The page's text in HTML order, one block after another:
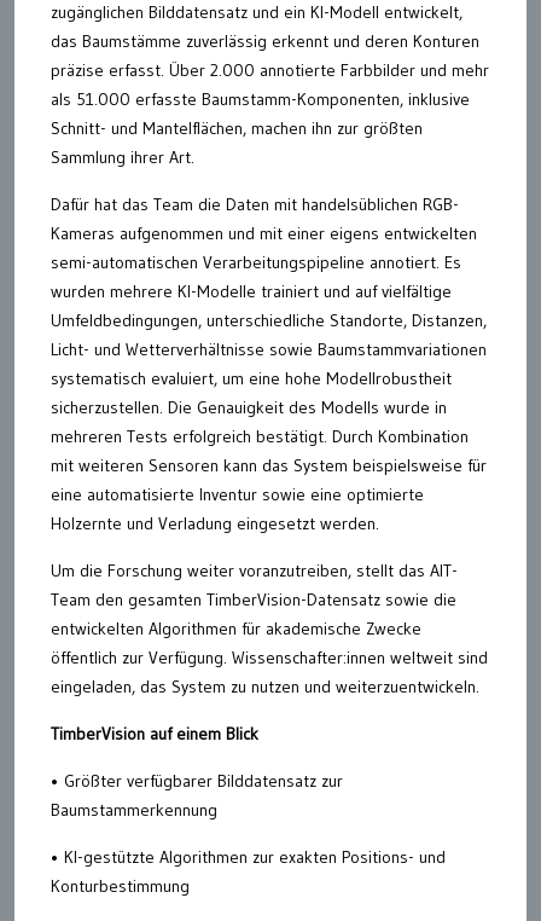
zugänglichen Bilddatensatz und ein KI-Modell entwickelt,
das Baumstämme zuverlässig erkennt und deren Konturen
präzise erfasst. Über 2.000 annotierte Farbbilder und mehr
als 51.000 erfasste Baumstamm-Komponenten, inklusive
Schnitt- und Mantelflächen, machen ihn zur größten
Sammlung ihrer Art.
Dafür hat das Team die Daten mit handelsüblichen RGB-
Kameras aufgenommen und mit einer eigens entwickelten
semi-automatischen Verarbeitungspipeline annotiert. Es
wurden mehrere KI-Modelle trainiert und auf vielfältige
Umfeldbedingungen, unterschiedliche Standorte, Distanzen,
Licht- und Wetterverhältnisse sowie Baumstammvariationen
systematisch evaluiert, um eine hohe Modellrobustheit
sicherzustellen. Die Genauigkeit des Modells wurde in
mehreren Tests erfolgreich bestätigt. Durch Kombination
mit weiteren Sensoren kann das System beispielsweise für
eine automatisierte Inventur sowie eine optimierte
Holzernte und Verladung eingesetzt werden.
Um die Forschung weiter voranzutreiben, stellt das AIT-
Team den gesamten TimberVision-Datensatz sowie die
entwickelten Algorithmen für akademische Zwecke
öffentlich zur Verfügung. Wissenschafter:innen weltweit sind
eingeladen, das System zu nutzen und weiterzuentwickeln.
TimberVision auf einem Blick
• Größter verfügbarer Bilddatensatz zur
Baumstammerkennung
• KI-gestützte Algorithmen zur exakten Positions- und
Konturbestimmung